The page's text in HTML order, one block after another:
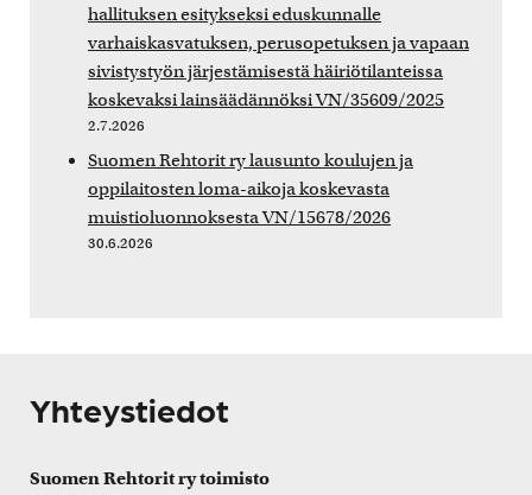
hallituksen esitykseksi eduskunnalle
varhaiskasvatuksen, perusopetuksen ja vapaan
sivistystyön järjestämisestä häiriötilanteissa
koskevaksi lainsäädännöksi VN/35609/2025
2.7.2026
Suomen Rehtorit ry lausunto koulujen ja
oppilaitosten loma-aikoja koskevasta
muistioluonnoksesta VN/15678/2026
30.6.2026
Yhteystiedot
Suomen Rehtorit ry toimisto